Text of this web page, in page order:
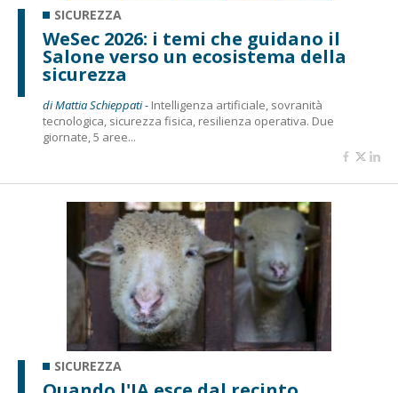
SICUREZZA
WeSec 2026: i temi che guidano il
Salone verso un ecosistema della
sicurezza
di Mattia Schieppati - Intelligenza artificiale, sovranità
tecnologica, sicurezza fisica, resilienza operativa. Due
giornate, 5 aree...
SICUREZZA